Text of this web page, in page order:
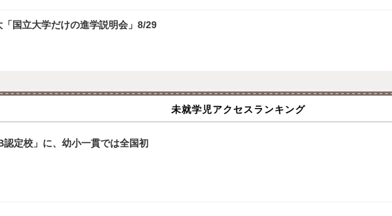
「国立大学だけの進学説明会」8/29
未就学児アクセスランキング
定校」に、幼小一貫では全国初